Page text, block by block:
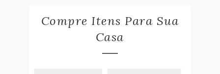
Compre Itens Para Sua
Casa